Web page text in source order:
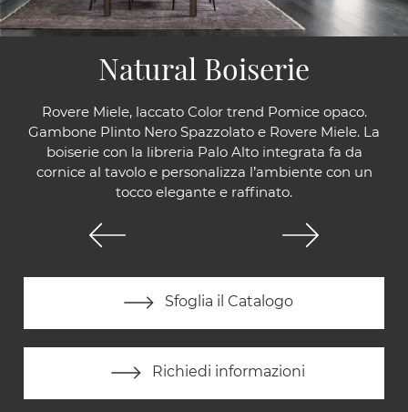
Rovere Miele, laccato Color trend Pomice opaco.
Gambone Plinto Nero Spazzolato e Rovere Miele. La
boiserie con la libreria Palo Alto integrata fa da
cornice al tavolo e personalizza l’ambiente con un
tocco elegante e raffinato.
Sfoglia il Catalogo
Richiedi informazioni
Natural Boiserie